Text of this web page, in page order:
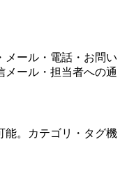
メール・電話・お問い
メール・担当者への通
能。カテゴリ・タグ機